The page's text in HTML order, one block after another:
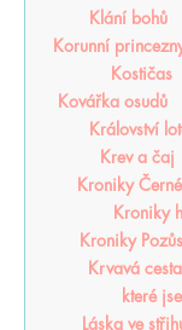
Klání bohů
Korunní
Kostičas
Kovářka osudů
Království
Krev a čaj
Kroniky
Kroniky
Kroniky
Krvavá cesta
které
Láska ve